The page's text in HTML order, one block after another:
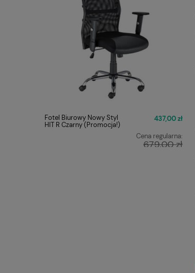
Fotel Biurowy Nowy Styl
HIT R Czarny (Promocja!)
437,00 zł
Cena regularna:
679,00 zł